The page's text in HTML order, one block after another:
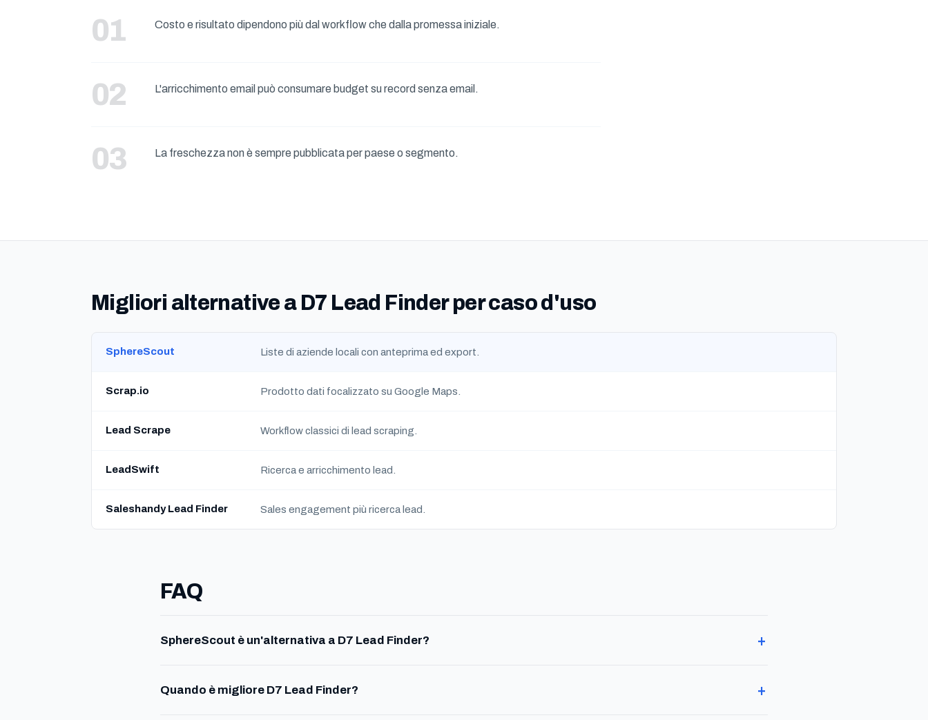
Costo e risultato dipendono più dal workflow che dalla promessa iniziale.
L'arricchimento email può consumare budget su record senza email.
La freschezza non è sempre pubblicata per paese o segmento.
Migliori alternative a D7 Lead Finder per caso d'uso
SphereScout Liste di aziende locali con anteprima ed export.
Scrap.io Prodotto dati focalizzato su Google Maps.
Lead Scrape Workflow classici di lead scraping.
LeadSwift Ricerca e arricchimento lead.
Saleshandy Lead Finder Sales engagement più ricerca lead.
FAQ
SphereScout è un'alternativa a D7 Lead Finder?
Quando è migliore D7 Lead Finder?